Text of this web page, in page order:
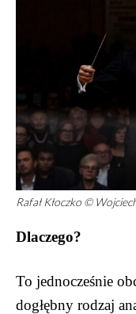
Rafał Kłoczko ©
Dlaczego?
To jednocześnie
dogłębny rodzaj